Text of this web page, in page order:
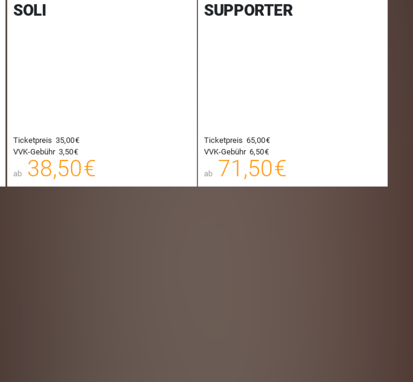
SOLI
Ticketpreis 35,00 €
VVK-Gebühr 3,50 €
ab 38,50 €
00
SUPPORTER
Ticketpreis 65,00 €
VVK-Gebühr 6,50 €
ab 71,50 €
00